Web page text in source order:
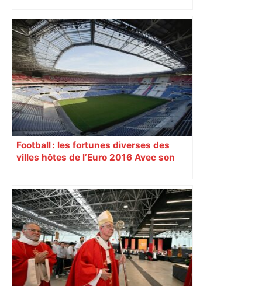
Football : les fortunes diverses des
villes hôtes de l’Euro 2016 Avec son
vivre un Euro exaltant grâce à un tirage
au sort favorable. Toutes les cités n’ont
pas été aussi gâtées.